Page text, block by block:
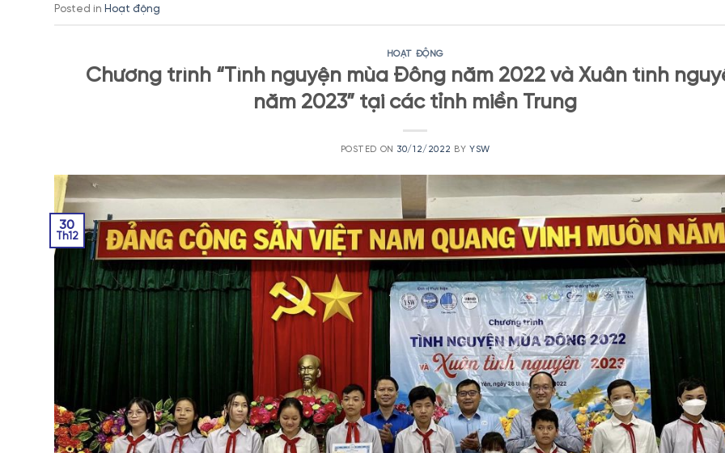
Posted in Hoạt động
HOẠT ĐỘNG
Chương trình “Tình nguyện mùa Đông năm 2022 và Xuân tình
năm 2023” tại các tỉnh miền Trung
POSTED ON 30/12/2022 BY YSW
30
Th12